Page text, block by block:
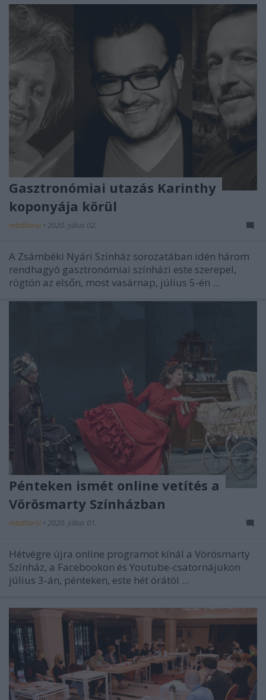
Gasztronómiai utazás Karinthy
koponyája körül
mtothorsi • 2020. július 02.
A Zsámbéki Nyári Színház sorozatában idén három
rendhagyó gasztronómiai színházi este szerepel,
rögtön az elsőn, most vasárnap, július 5-én ...
Pénteken ismét online vetítés a
Vörösmarty Színházban
mtothorsi • 2020. július 01.
Hétvégre újra online programot kínál a Vörösmarty
Színház, a Facebookon és Youtube-csatornájukon
július 3-án, pénteken, este hét órától ...